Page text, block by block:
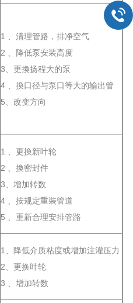
1 、清理管路，排净空气
2 、降低泵安装高度
3、更換扬程大的泵
4 、換口径与泵口等大的输出管
5、改变方向
1 、更換新叶轮
2 、換密封件
3、增加转数
4 、按规定重裝管道
5 、重新合理安排管路
1、降低介质粘度或增加注灌压力
2、更换叶轮
3 、增加转数